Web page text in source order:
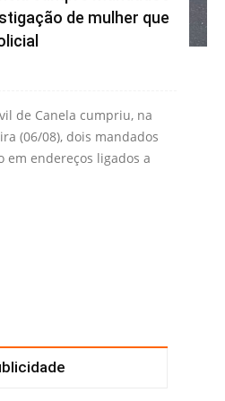
de mulher que
de Canela cumpriu, na
(06/08), dois mandados
em endereços ligados a